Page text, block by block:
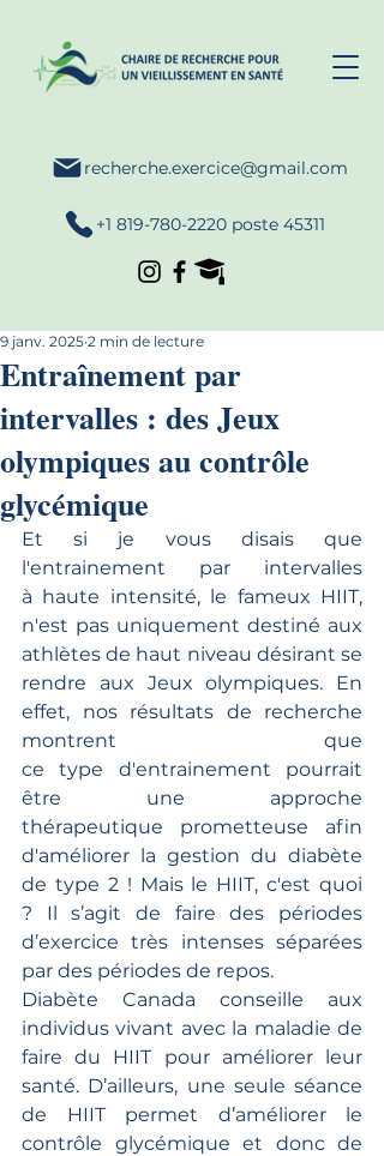
recherche.exercice@gmail.com
+1 819-780-2220 poste 45311
Entraînement par
intervalles : des Jeux
olympiques au contrôle
glycémique
9 janv. 2025 2 min de lecture
Et si je vous disais que
l'entrainement par intervalles
à haute intensité, le fameux HIIT,
n'est pas uniquement destiné aux
athlètes de haut niveau désirant se
rendre aux Jeux olympiques. En
effet, nos résultats de recherche
montrent que
ce type d'entrainement pourrait
être une approche
thérapeutique prometteuse afin
d'améliorer la gestion du diabète
de type 2 ! Mais le HIIT, c'est quoi
? Il s’agit de faire des périodes
d’exercice très intenses séparées
par des périodes de repos.
Diabète Canada conseille aux
individus vivant avec la maladie de
faire du HIIT pour améliorer leur
santé. D’ailleurs, une seule séance
de HIIT permet d’améliorer le
contrôle glycémique et donc de